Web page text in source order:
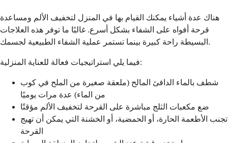
هناك عدة أشياء يمكنك القيام بها في المنزل لتخفيف الألم ومساعدة
قرحة أفواه على الشفاء بشكل أسرع. غالبًا ما توفر هذه العلاجات
البسيطة راحة كبيرة بينما تستمر عملية الشفاء الطبيعية لجسمك.
فيما يلي استراتيجيات فعالة للعناية المنزلية:
شطف بالماء الدافئ المالح (ملعقة صغيرة من الملح في كوب
من الماء) عدة مرات يوميًا
ضع مكعبات الثلج مباشرة على القرحة لتخفيف الألم مؤقتًا
تجنب الأطعمة الحارة، أو الحمضية، أو الخشنة التي يمكن أن تهيج
القرحة